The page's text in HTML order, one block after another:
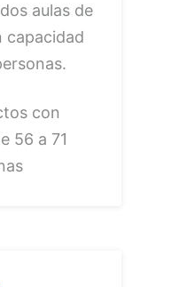
aulas de
capacidad
con
56 a 71